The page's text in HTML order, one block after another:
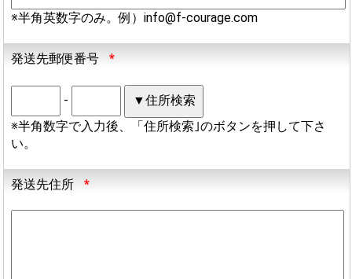
※半角英数字のみ。例）info@f-courage.com
発送先郵便番号 *
-
※半角数字で入力後、「住所検索｣のボタンを押して下さ
い。
発送先住所 *